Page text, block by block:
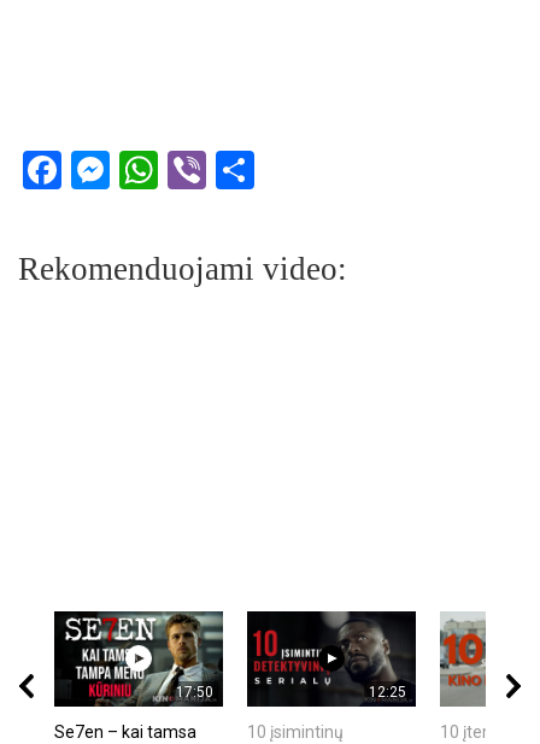
Facebook
Messenger
WhatsApp
Viber
Rekomenduojami video:
17:50
Se7en – kai tamsa
12:25
10 įsimintinų
10 įtemptų,